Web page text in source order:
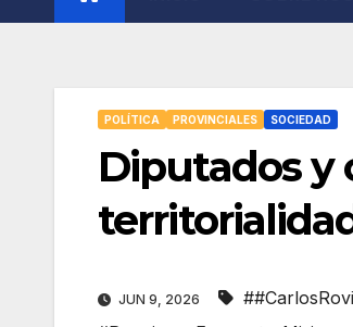
POLÍTICA PROVINCIALES SOCIEDAD
Diputados y
JUN 9, 2026